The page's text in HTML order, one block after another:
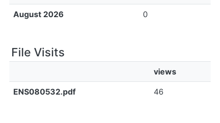
August 2026 0
File Visits
views
ENS080532.pdf 46